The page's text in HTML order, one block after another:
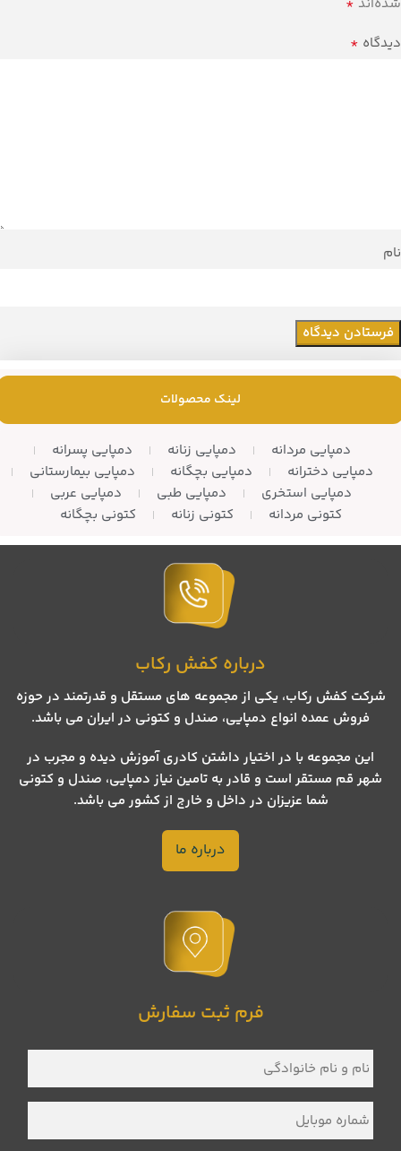
دیدگاه *
نام
لینک محصولات
دمپایی مردانه دمپایی زنانه
دمپایی پسرانه
دمپایی دخترانه
دمپایی بچگانه
دمپایی بیمارستانی
دمپایی استخری
دمپایی طبی
دمپایی عربی
کتونی مردانه
کتونی زنانه کتونی بچگانه
درباره کفش رکاب
شرکت کفش رکاب، یکی از مجموعه های مستقل و قدرتمند در حوزه
فروش عمده انواع دمپایی، صندل و کتونی در ایران می باشد.
این مجموعه با در اختیار داشتن کادری آموزش دیده و مجرب در
شهر قم مستقر است و قادر به تامین نیاز دمپایی، صندل و کتونی
شما عزیزان در داخل و خارج از کشور می باشد.
درباره ما
فرم ثبت سفارش
نام
و
نام
شماره
موبایل *